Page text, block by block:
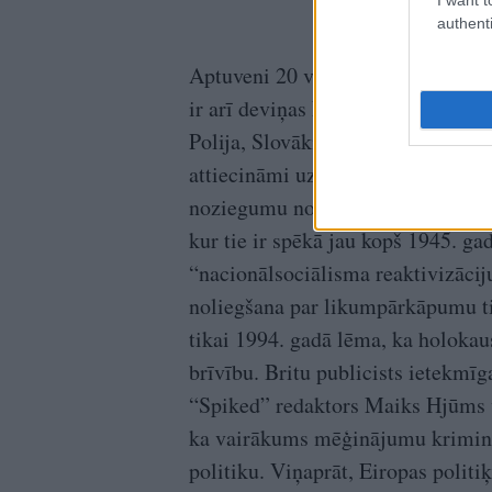
Aptuveni 20 valstīs holokausta
ir arī deviņas Eiropas Savienības
Polija, Slovākija, Beļģija, Čehija
attiecināmi uz holokausta
noziegumu noliegšanu. Bargākie
kur tie ir spēkā jau kopš 1945.
“nacionālsociālisma
noliegšana par likumpārkāpumu
tikai 1994. gadā lēma, ka
brīvību. Britu publicists
“Spiked” redaktors Maiks
ka vairākums mēģinājumu
politiku. Viņaprāt, Eiropas